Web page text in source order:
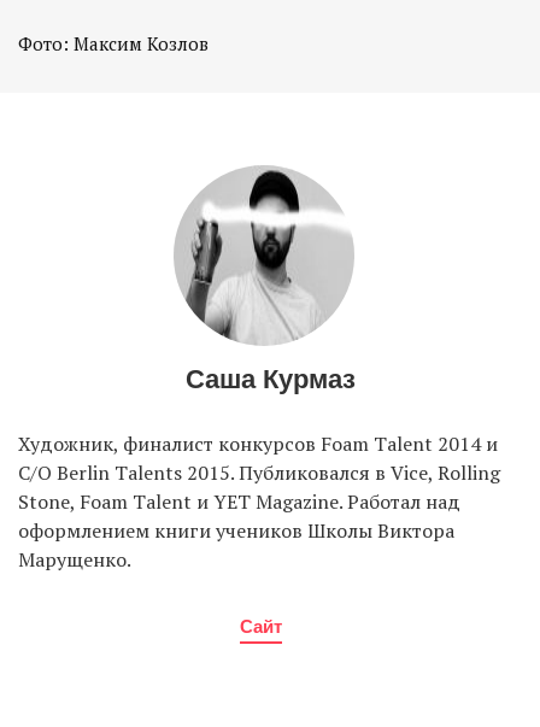
Фото: Максим Козлов
Саша Курмаз
Художник, финалист конкурсов Foam Talent 2014 и
C/O Berlin Talents 2015. Публиковался в Vice, Rolling
Stone, Foam Talent и YET Magazine. Работал над
оформлением книги учеников Школы Виктора
Марущенко.
Сайт